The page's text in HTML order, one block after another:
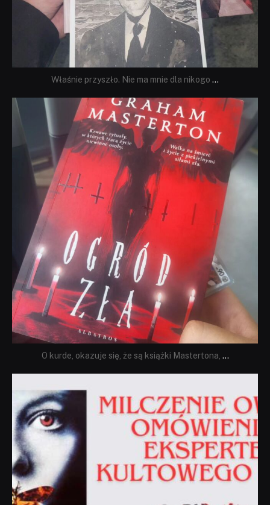
Właśnie przyszło. Nie ma mnie dla nikogo ...
dobryhorror
Sie 23
O kurde, okazuje się, że są książki Mastertona, ...